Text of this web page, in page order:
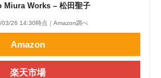
Works – 松田聖子
03/26 14:30時点｜Amazon調べ
Amazon
楽天市場